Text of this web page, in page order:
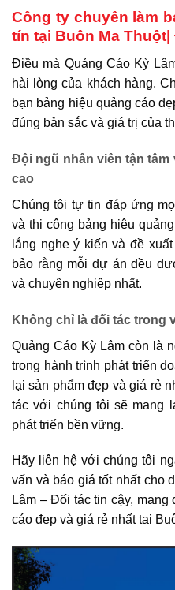
Công ty chuyên làm
tín tại Buôn Ma Thuột|
Điều mà Quảng Cáo Kỳ
hài lòng của khách hàng.
bạn bảng hiệu quảng cáo
đúng bản sắc và giá trị của
Đội ngũ nhân viên tận tâm
cao
Chúng tôi tự tin đáp ứng
và thi công bảng hiệu
lắng nghe ý kiến và đề
bảo rằng mỗi dự án đều
và chuyên nghiệp nhất.
Không chỉ là đối tác trong
Quảng Cáo Kỳ Lâm còn là
trong hành trình phát triển
lại sản phẩm đẹp và giá rẻ
tác với chúng tôi sẽ mang
phát triển bền vững.
Hãy liên hệ với chúng tôi
vấn và báo giá tốt nhất cho
Lâm – Đối tác tin cậy, mang
cáo đẹp và giá rẻ nhất tại